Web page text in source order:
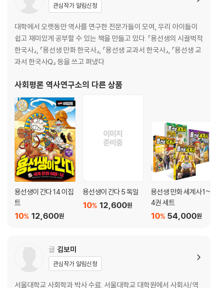
1. 호황과 불황, 계속되는 위기
3. 냉전으로 국제 사회가 얼어붙다
4. 현대 사회의 세계 질서
관심작가 알림신청
대학에서 오랫동안 역사를 연구한 전문가들이 모여, 우리 아이들이
쉽고 재미있게 공부할 수 있는 책을 만들고 있다. 『용선생의 시끌벅적
한국사』, 『용선생 만화 한국사』, 『용선생 교과서 한국사』, 『용선생 교
과서 한국사Q』 등을 쓰고 펴냈다.
사회평론 역사연구소의 다른 상품
용선생이 간다 14 이집
트
12,600원
10%
용선생이 간다 5 독일
12,600원
10%
용선생 만화 세계사 1~
4권 세트
54,000원
10%
글 김보미
관심작가 알림신청
서울대학교 사회학과 박사 수료. 서울대학교 대학원에서 사회사/역